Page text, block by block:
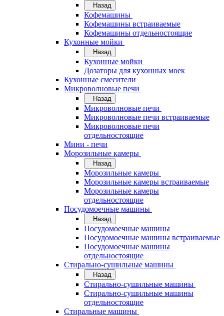
Назад
Кофемашины
Кофемашины встраиваемые
Кофемашины отдельностоящие
Кухонные мойки
Назад
Кухонные мойки
Дозаторы для кухонных моек
Кухонные смесители
Микроволновые печи
Назад
Микроволновые печи
Микроволновые печи встраиваемые
Микроволновые печи
отдельностоящие
Мини - печи
Морозильные камеры
Назад
Морозильные камеры
Морозильные камеры встраиваемые
Морозильные камеры
отдельностоящие
Посудомоечные машины
Назад
Посудомоечные машины
Посудомоечные машины встраиваемые
Посудомоечные машины
отдельностоящие
Стирально-сушильные машины
Назад
Стирально-сушильные машины
Стирально-сушильные машины
отдельностоящие
Стиральные машины